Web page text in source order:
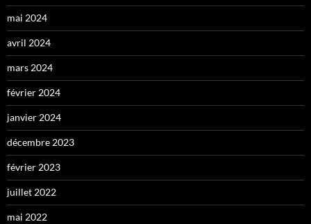
mai 2024
avril 2024
mars 2024
février 2024
janvier 2024
décembre 2023
février 2023
juillet 2022
mai 2022